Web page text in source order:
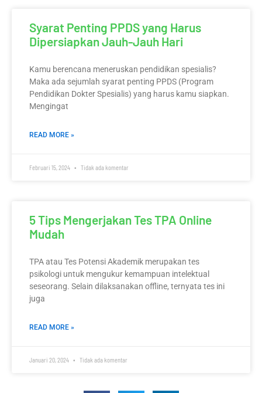
Syarat Penting PPDS yang Harus
Dipersiapkan Jauh-Jauh Hari
Kamu berencana meneruskan pendidikan spesialis?
Maka ada sejumlah syarat penting PPDS (Program
Pendidikan Dokter Spesialis) yang harus kamu siapkan.
Mengingat
READ MORE »
Februari 15, 2024 Tidak ada komentar
5 Tips Mengerjakan Tes TPA Online
Mudah
TPA atau Tes Potensi Akademik merupakan tes
psikologi untuk mengukur kemampuan intelektual
seseorang. Selain dilaksanakan offline, ternyata tes ini
juga
READ MORE »
Januari 20, 2024 Tidak ada komentar